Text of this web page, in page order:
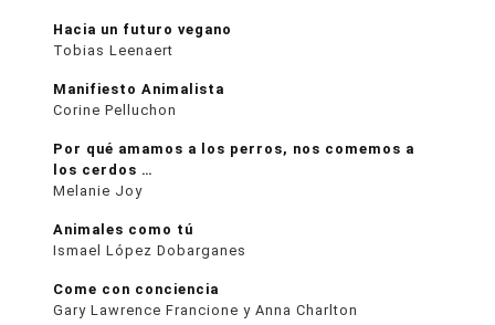
Hacia un futuro vegano
Tobias Leenaert
Manifiesto Animalista
Corine Pelluchon
Por qué amamos a los perros, nos comemos a
los cerdos …
Melanie Joy
Animales como tú
Ismael López Dobarganes
Come con conciencia
Gary Lawrence Francione y Anna Charlton